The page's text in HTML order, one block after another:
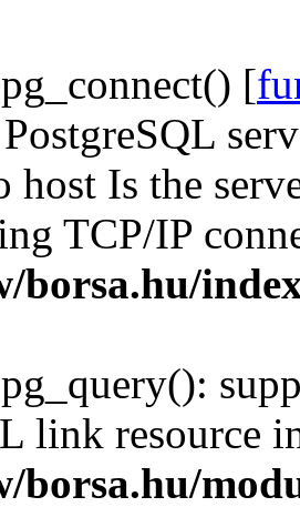
[
host Is the
TCP/IP
borsa.hu/
link resource
borsa.hu/